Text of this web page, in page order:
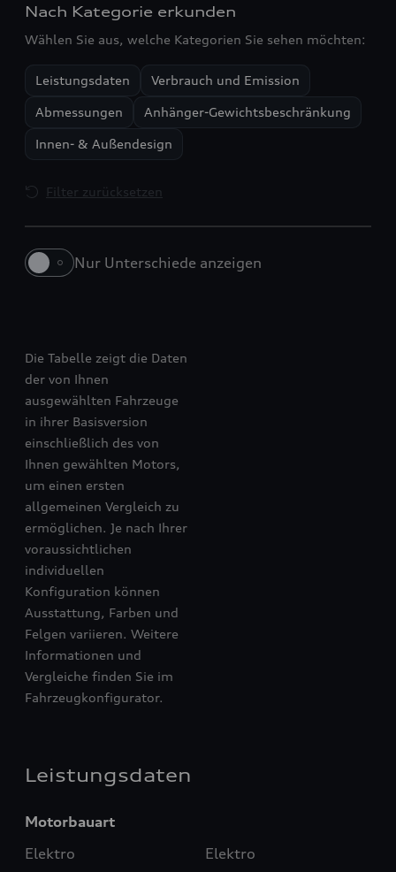
Nach Kategorie erkunden
Wählen Sie aus, welche Kategorien Sie sehen möchten:
Leistungsdaten Verbrauch und Emission
Abmessungen Anhänger-Gewichtsbeschränkung
Innen- & Außendesign
Filter zurücksetzen
Nur Unterschiede anzeigen
SQ6 Sportback e-tron
Die Tabelle zeigt die Daten
der von Ihnen
ausgewählten Fahrzeuge
in ihrer Basisversion
einschließlich des von
Ihnen gewählten Motors,
um einen ersten
allgemeinen Vergleich zu
ermöglichen. Je nach Ihrer
voraussichtlichen
individuellen
Konfiguration können
Ausstattung, Farben und
Felgen variieren. Weitere
Informationen und
Vergleiche finden Sie im
Fahrzeugkonfigurator.
Leistungsdaten
Motorbauart
Elektro
Elektro